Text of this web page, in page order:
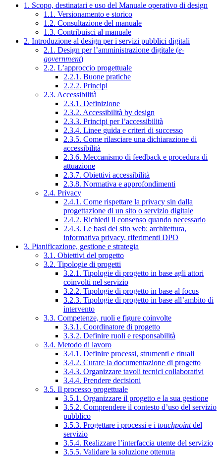
1. Scopo, destinatari e uso del Manuale operativo di design
1.1. Versionamento e storico
1.2. Consultazione del manuale
1.3. Contribuisci al manuale
2. Introduzione al design per i servizi pubblici digitali
2.1. Design per l’amministrazione digitale (e-
government)
2.2. L’approccio progettuale
2.2.1. Buone pratiche
2.2.2. Principi
2.3. Accessibilità
2.3.1. Definizione
2.3.2. Accessibilità by design
2.3.3. Principi per l’accessibilità
2.3.4. Linee guida e criteri di successo
2.3.5. Come rilasciare una dichiarazione di
accessibilità
2.3.6. Meccanismo di feedback e procedura di
attuazione
2.3.7. Obiettivi accessibilità
2.3.8. Normativa e approfondimenti
2.4. Privacy
2.4.1. Come rispettare la privacy sin dalla
progettazione di un sito o servizio digitale
2.4.2. Richiedi il consenso quando necessario
2.4.3. Le basi del sito web: architettura,
informativa privacy, riferimenti DPO
3. Pianificazione, gestione e strategia
3.1. Obiettivi del progetto
3.2. Tipologie di progetti
3.2.1. Tipologie di progetto in base agli attori
coinvolti nel servizio
3.2.2. Tipologie di progetto in base al focus
3.2.3. Tipologie di progetto in base all’ambito di
intervento
3.3. Competenze, ruoli e figure coinvolte
3.3.1. Coordinatore di progetto
3.3.2. Definire ruoli e responsabilità
3.4. Metodo di lavoro
3.4.1. Definire processi, strumenti e rituali
3.4.2. Curare la documentazione di progetto
3.4.3. Organizzare tavoli tecnici collaborativi
3.4.4. Prendere decisioni
3.5. Il processo progettuale
3.5.1. Organizzare il progetto e la sua gestione
3.5.2. Comprendere il contesto d’uso del servizio
pubblico
3.5.3. Progettare i processi e i touchpointdel
servizio
3.5.4. Realizzare l’interfaccia utente del servizio
3.5.5. Validare la soluzione ottenuta